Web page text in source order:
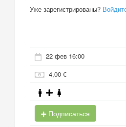
Уже зарегистрированы?
22 фев 16:00
4,00 €
Подписаться